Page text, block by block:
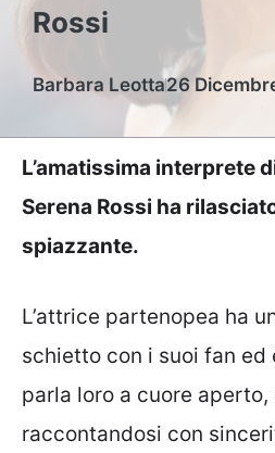
Rossi
Barbara Leotta26
L’amatissima interprete
Serena Rossi ha
spiazzante.
L’attrice partenopea ha
schietto con i suoi fan ed
parla loro a cuore
raccontandosi con